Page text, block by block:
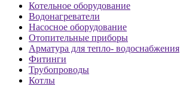
Котельное оборудование
Водонагреватели
Насосное оборудование
Отопительные приборы
Арматура для тепло- водоснабжения
Фитинги
Трубопроводы
Котлы